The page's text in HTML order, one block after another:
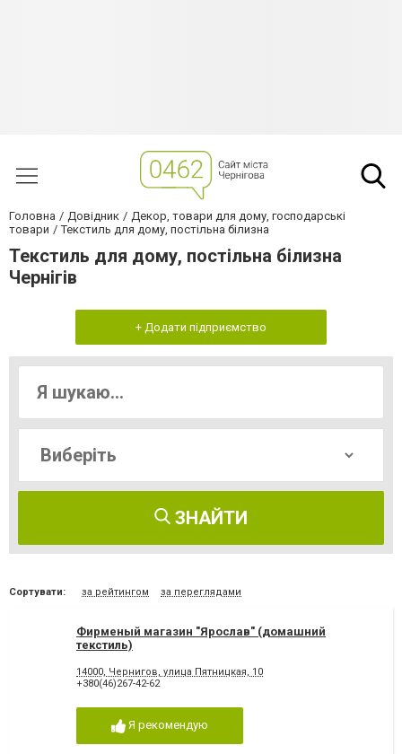
Головна Довідник
Декор, товари для дому, господарські
товари
Текстиль для дому, постільна білизна
Текстиль для дому, постільна білизна
Чернігів
+ Додати підприємство
ЗНАЙТИ
Сортувати: за рейтингом за переглядами
Фирменый магазин "Ярослав" (домашний
текстиль)
14000, Чернигов, улица Пятницкая, 10
+380(46)267-42-62
Я рекомендую